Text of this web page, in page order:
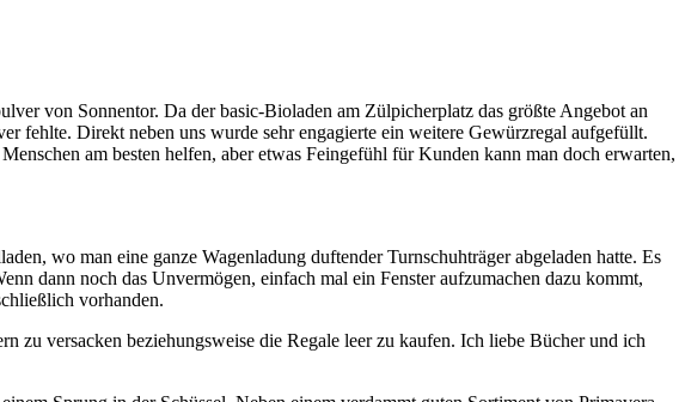
von Sonnentor. Da der basic-Bioladen am Zülpicherplatz das größte Angebot an
fehlte. Direkt neben uns wurde sehr engagierte ein weitere Gewürzregal aufgefüllt.
am besten helfen, aber etwas Feingefühl für Kunden kann man doch erwarten,
wo man eine ganze Wagenladung duftender Turnschuhträger abgeladen hatte. Es
dann noch das Unvermögen, einfach mal ein Fenster aufzumachen dazu kommt,
vorhanden.
versacken beziehungsweise die Regale leer zu kaufen. Ich liebe Bücher und ich